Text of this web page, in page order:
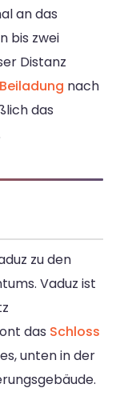
an das
bis zwei
Distanz
Beiladung nach
das
zu den
Vaduz ist
das Schloss
unten in der